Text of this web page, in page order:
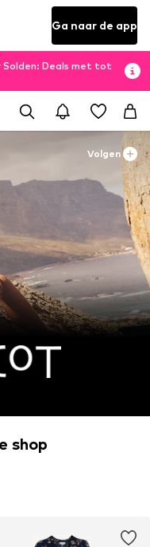
Ga naar de app
Deals met tot
Volgen
shop